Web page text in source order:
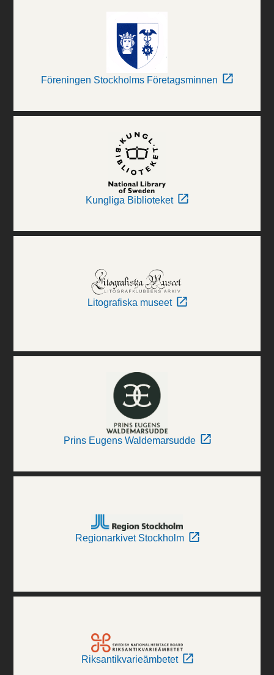
Föreningen Stockholms Företagsminnen
Kungliga Biblioteket
Litografiska museet
Prins Eugens Waldemarsudde
Regionarkivet Stockholm
Riksantikvarieämbetet